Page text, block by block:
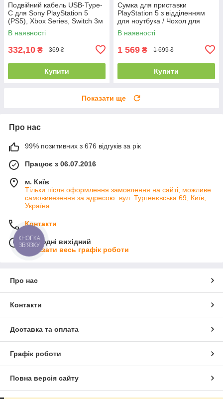
Подвійний кабель USB-Type-
C для Sony PlayStation 5
(PS5), Xbox Series, Switch 3м
для двох пристроїв
В наявності
332,10 ₴ 369 ₴
Купити
Сумка для приставки
PlayStation 5 з відділенням
для ноутбука / Чохол для
ігрової консолі PS5
В наявності
1 569 ₴ 1 699 ₴
Купити
Показати ще
Про нас
99% позитивних з 676 відгуків за рік
Працює з 06.07.2016
м. Київ
Тільки після оформлення замовлення на сайті, можливе
самовивезення за адресою: вул. Тургенєвська 69, Київ,
Україна
Контакти
Сьогодні вихідний
Показати весь графік роботи
Про нас
Контакти
Доставка та оплата
Графік роботи
Повна версія сайту
КНОПКА
ЗВ'ЯЗКУ